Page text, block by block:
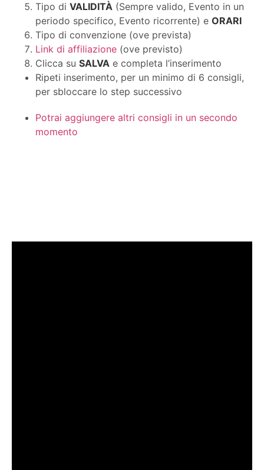
Tipo di VALIDITÀ (Sempre valido, Evento in un
periodo specifico, Evento ricorrente) e ORARI
Tipo di convenzione (ove prevista)
Link di affiliazione (ove previsto)
Clicca su SALVA e completa l’inserimento
Ripeti inserimento, per un minimo di 6 consigli,
per sbloccare lo step successivo
Potrai aggiungere altri consigli in un secondo
momento